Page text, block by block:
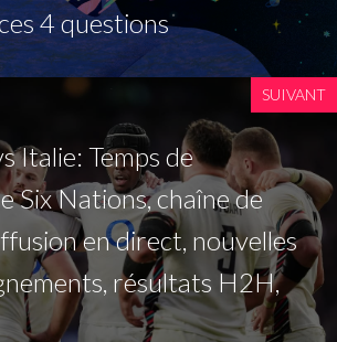
4 questions
SUIVANT
Italie: Temps de
Six Nations, chaîne de
en direct, nouvelles
résultats H2H,